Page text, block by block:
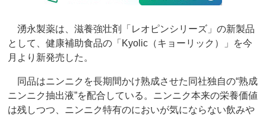
湧永製薬は、滋養強壮剤「レオピンシリーズ」の新製品
として、健康補助食品の「Kyolic（キョーリック）」を今
月より新発売した。
同品はニンニクを長期間かけ熟成させた同社独自の“熟成
ニンニク抽出液”を配合している。ニンニク本来の栄養価値
は残しつつ、ニンニク特有のにおいが気にならない飲みや